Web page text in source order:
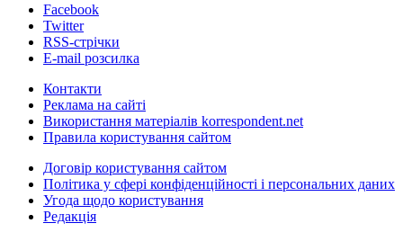
Facebook
Twitter
RSS-стрічки
E-mail розсилка
Контакти
Реклама на сайті
Використання матеріалів korrespondent.net
Правила користування сайтом
Договір користування сайтом
Політика у сфері конфіденційності і персональних даних
Угода щодо користування
Редакція